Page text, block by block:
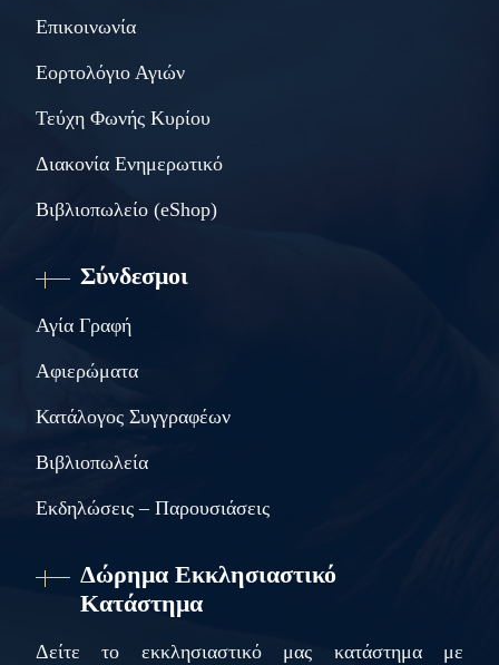
Επικοινωνία
Εορτολόγιο Αγιών
Τεύχη Φωνής Κυρίου
Διακονία Ενημερωτικό
Βιβλιοπωλείο (eShop)
Σύνδεσμοι
Αγία Γραφή
Αφιερώματα
Κατάλογος Συγγραφέων
Βιβλιοπωλεία
Εκδηλώσεις – Παρουσιάσεις
Δώρημα Εκκλησιαστικό
Κατάστημα
Δείτε το εκκλησιαστικό μας κατάστημα με